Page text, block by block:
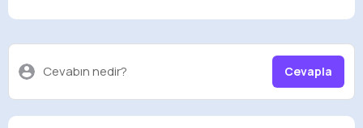
Cevabın nedir? Cevapla